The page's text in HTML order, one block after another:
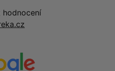
hodnocení